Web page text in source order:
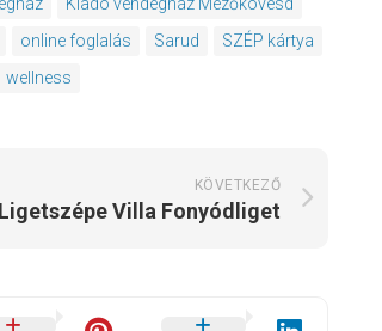
online foglalás Sarud
SZÉP kártya
wellness
KÖVETKEZŐ
Ligetszépe Villa Fonyódliget